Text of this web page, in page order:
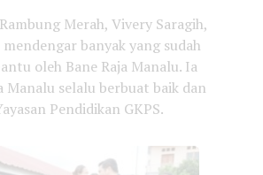
Merah, Vivery Saragih,
banyak yang sudah
oleh Bane Raja Manalu. Ia
Manalu selalu berbuat baik dan
Pendidikan GKPS.